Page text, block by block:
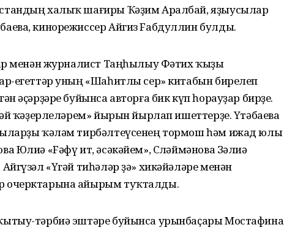
халыҡ шағиры Ҡәҙим Аралбай, яҙыусылар
кинорежиссер Айгиз Fабдуллин булды.
менән журналист Таңһылыу Фәтих ҡыҙы
егеттәр уның «Шаһитлы сер» китабын бирелеп
әҫәрҙәре буйынса авторға бик күп һорауҙар бирҙе.
ҡәҙерлеләрем» йырын йырлап ишеттерҙе. Үтәбаева
ҡәләм тирбәлтеүсенең тормош һәм ижад юлы
Юлиә «Fәфү ит, әсәкәйем», Сөләймәнова Зәлиә
«Үгәй тиһәләр ҙә» хикәйәләре менән
айырым туҡталды.
тәрбиә эштәре буйынса урынбаҫары Мостафина